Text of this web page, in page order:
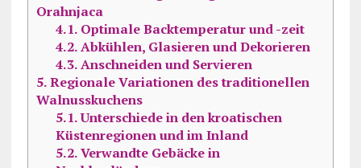
Orahnjaca
4.1.Optimale Backtemperatur und -zeit
4.2.Abkühlen, Glasieren und Dekorieren
4.3.Anschneiden und Servieren
5.Regionale Variationen des traditionellen
Walnusskuchens
5.1.Unterschiede in den kroatischen
Küstenregionen und im Inland
5.2.Verwandte Gebäcke in